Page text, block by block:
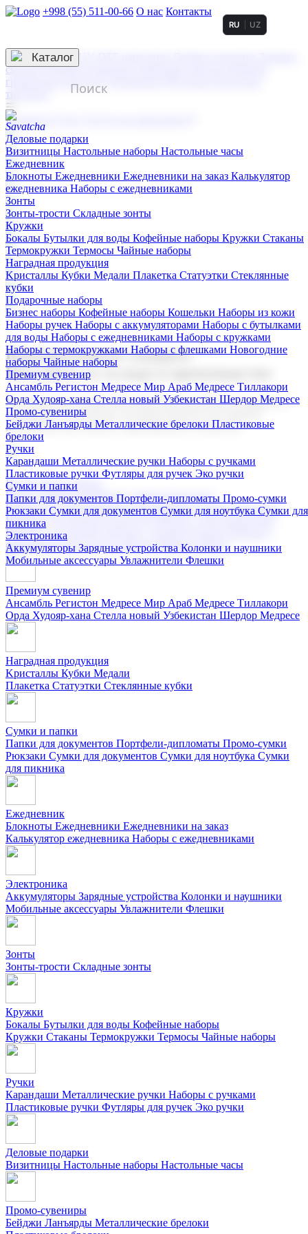
+998 (55) 511-00-66 О нас Контакты
3D гравировка
смолой (Doming)
гравировка твердая
тиснение
RU UZ
☰
Контакты
Каталог
Деловые подарки
Визитницы Настольные наборы Настольные часы
Ежедневник
Блокноты Ежедневники Ежедневники на заказ Калькулятор
ежедневника Наборы с ежедневниками
Зонты
Зонты-трости Складные зонты
Кружки
Бокалы Бутылки для воды Кофейные наборы Кружки Стаканы
Термокружки Термосы Чайные наборы
Наградная продукция
Kристаллы Кубки Медали Плакетка Статуэтки Стеклянные
кубки
Подарочные наборы
Бизнес наборы Кофейные наборы Кошельки Наборы из кожи
Наборы ручек Наборы с аккумуляторами Наборы с бутылками
для воды Наборы с ежедневниками Наборы с кружками
Наборы с термокружками Наборы с флешками Новогодние
наборы Чайные наборы
Премиум сувенир
Ансамбль Регистон Медресе Мир Араб Медресе Тиллакори
Орда Худояр-хана Стелла новый Узбекистан Шердор Медресе
Промо-сувениры
Бейджи Ланъярды Металлические брелоки Пластиковые
брелоки
Ручки
Карандаши Металлические ручки Наборы с ручками
Пластиковые ручки Футляры для ручек Эко ручки
Сумки и папки
Папки для документов Портфели-дипломаты Промо-сумки
Рюкзаки Сумки для документов Сумки для ноутбука Сумки для
пикника
Электроника
Аккумуляторы Зарядные устройства Колонки и наушники
Мобильные аксессуары Увлажнители Флешки
Корпоративные подарки
Поставка со склада и производство
Мы предлагаем широкий выбор корпоративных подарков и
сувениров с логотипом. В нашем каталоге вы найдете
продукцию для бизнеса, мероприятия и клиентов.
Подарочные наборы
Бизнес наборыКофейные наборы Кошельки
Наборы из кожиНаборы ручекНаборы с аккумуляторами
Наборы с бутылками для воды
Наборы с ежедневниками
Наборы с кружками
флешкамиНовогодние наборыЧайные наборы
Премиум сувенир
Ансамбль Регистон Медресе Мир Араб Медресе Тиллакори
Орда Худояр-хана Стелла новый Узбекистан Шердор Медресе
Наградная продукция
Kристаллы Кубки Медали
Плакетка Статуэтки Стеклянные кубки
Сумки и папки
Папки для документов Портфели-дипломаты Промо-сумки
Рюкзаки Сумки для документов Сумки для ноутбука Сумки
для пикника
Ежедневник
Блокноты Ежедневники Ежедневники на заказ
Калькулятор ежедневника Наборы с ежедневниками
Электроника
Аккумуляторы Зарядные устройства Колонки и наушники
Мобильные аксессуары Увлажнители Флешки
Зонты
Зонты-трости Складные зонты
Кружки
Бокалы Бутылки для воды Кофейные наборы
Кружки Стаканы Термокружки Термосы Чайные наборы
Ручки
Карандаши Металлические ручки Наборы с ручками
Пластиковые ручки Футляры для ручек Эко ручки
Деловые подарки
Визитницы Настольные наборы Настольные часы
Промо-сувениры
Бейджи Ланъярды Металлические брелоки